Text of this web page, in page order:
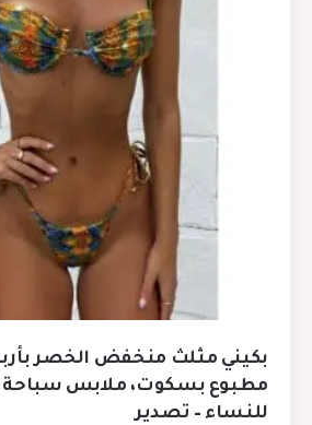
بكيني مثلث منخفض الخصر
مطبوع بسكوت، ملابس
للنساء – تصدير